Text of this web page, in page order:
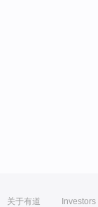
关于有道 Investors